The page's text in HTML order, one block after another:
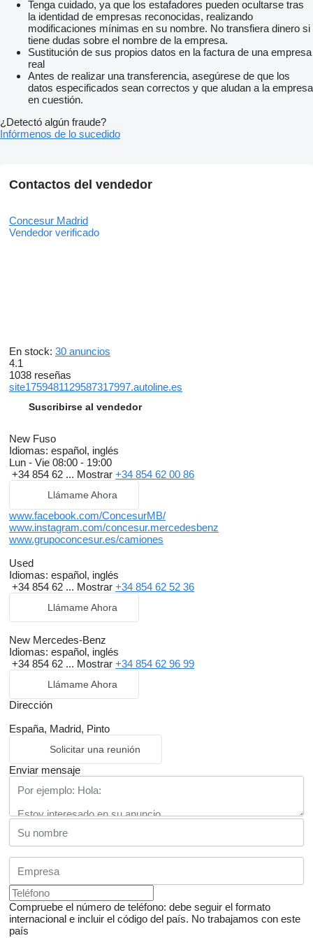
Tenga cuidado, ya que los estafadores pueden ocultarse tras
la identidad de empresas reconocidas, realizando
modificaciones mínimas en su nombre. No transfiera dinero si
tiene dudas sobre el nombre de la empresa.
Sustitución de sus propios datos en la factura de una empresa
real
Antes de realizar una transferencia, asegúrese de que los
datos especificados sean correctos y que aludan a la empresa
en cuestión.
¿Detectó algún fraude?
Infórmenos de lo sucedido
Contactos del vendedor
Concesur Madrid
Vendedor verificado
En stock: 30 anuncios
4.1
1038 reseñas
site1759481129587317997.autoline.es
Suscribirse al vendedor
New Fuso
Idiomas: español, inglés
Lun - Vie 08:00 - 19:00
+34 854 62 ... Mostrar +34 854 62 00 86
Llámame Ahora
www.facebook.com/ConcesurMB/
www.instagram.com/concesur.mercedesbenz
www.grupoconcesur.es/camiones
Used
Idiomas: español, inglés
+34 854 62 ... Mostrar +34 854 62 52 36
Llámame Ahora
New Mercedes-Benz
Idiomas: español, inglés
+34 854 62 ... Mostrar +34 854 62 96 99
Llámame Ahora
Dirección
España, Madrid, Pinto
Solicitar una reunión
Enviar mensaje
Compruebe el número de teléfono: debe seguir el formato
internacional e incluir el código del país. No trabajamos con este
país